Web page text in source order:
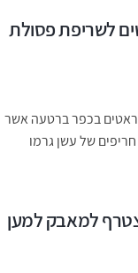
לשריפת פסולת
בכפר ברטעה אשר
של עשן גרמו
למאבק למען